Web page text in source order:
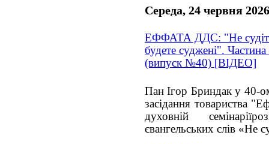
Середа, 24 червня 2026
ЕФФАТА ДДС: "Не
будете суджені". Частина
(випуск №40) [ВІДЕО]
Пан Ігор Бриндак у 40-
засідання товариства
духовній
євангельських слів «Не